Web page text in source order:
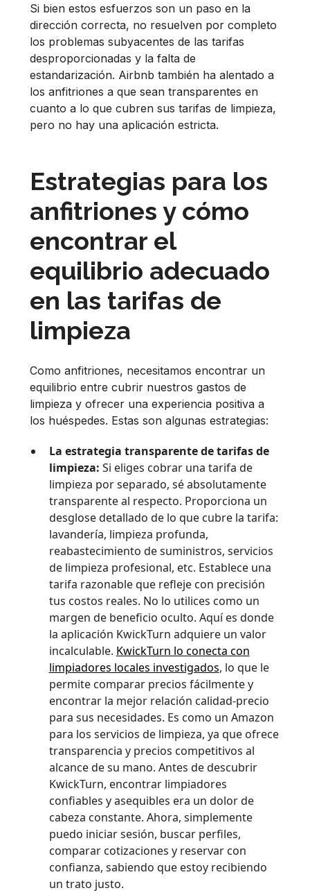
Si bien estos esfuerzos son un paso en la
dirección correcta, no resuelven por completo
los problemas subyacentes de las tarifas
desproporcionadas y la falta de
estandarización. Airbnb también ha alentado a
los anfitriones a que sean transparentes en
cuanto a lo que cubren sus tarifas de limpieza,
pero no hay una aplicación estricta.
Estrategias para los
anfitriones y cómo
encontrar el
equilibrio adecuado
en las tarifas de
limpieza
Como anfitriones, necesitamos encontrar un
equilibrio entre cubrir nuestros gastos de
limpieza y ofrecer una experiencia positiva a
los huéspedes. Estas son algunas estrategias:
La estrategia transparente de tarifas de
limpieza: Si eliges cobrar una tarifa de
limpieza por separado, sé absolutamente
transparente al respecto. Proporciona un
desglose detallado de lo que cubre la tarifa:
lavandería, limpieza profunda,
reabastecimiento de suministros, servicios
de limpieza profesional, etc. Establece una
tarifa razonable que refleje con precisión
tus costos reales. No lo utilices como un
margen de beneficio oculto. Aquí es donde
la aplicación KwickTurn adquiere un valor
incalculable. KwickTurn lo conecta con
limpiadores locales investigados, lo que le
permite comparar precios fácilmente y
encontrar la mejor relación calidad-precio
para sus necesidades. Es como un Amazon
para los servicios de limpieza, ya que ofrece
transparencia y precios competitivos al
alcance de su mano. Antes de descubrir
KwickTurn, encontrar limpiadores
confiables y asequibles era un dolor de
cabeza constante. Ahora, simplemente
puedo iniciar sesión, buscar perfiles,
comparar cotizaciones y reservar con
confianza, sabiendo que estoy recibiendo
un trato justo.